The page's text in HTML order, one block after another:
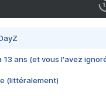
13 ans (et vous l'avez
(littéralement)